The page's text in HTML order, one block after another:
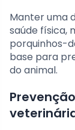
Manter uma
saúde física,
porquinhos-
base para
do animal.